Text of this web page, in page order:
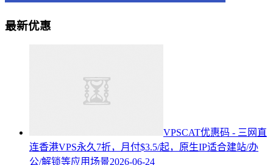
最新优惠
VPSCAT优惠码 - 三网直
连香港VPS永久7折，月付$3.5/起，原生IP适合建站/办
公/解锁等应用场景2026-06-24